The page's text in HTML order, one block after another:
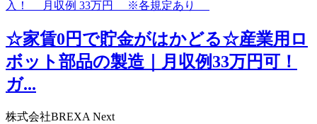
☆家賃0円で貯金がはかどる☆産業用ロ
ボット部品の製造｜月収例33万円可！
ガ...
株式会社BREXA Next